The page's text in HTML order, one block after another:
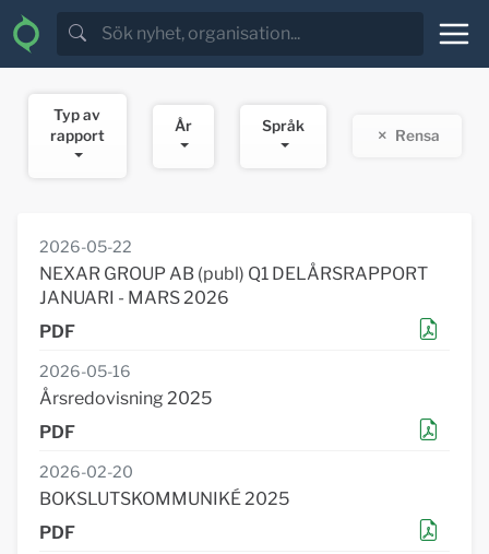
Typ av
rapport
År Språk
Rensa
2026-05-22
NEXAR GROUP AB (publ) Q1 DELÅRSRAPPORT
JANUARI - MARS 2026
2026-05-16
Årsredovisning 2025
2026-02-20
BOKSLUTSKOMMUNIKÉ 2025